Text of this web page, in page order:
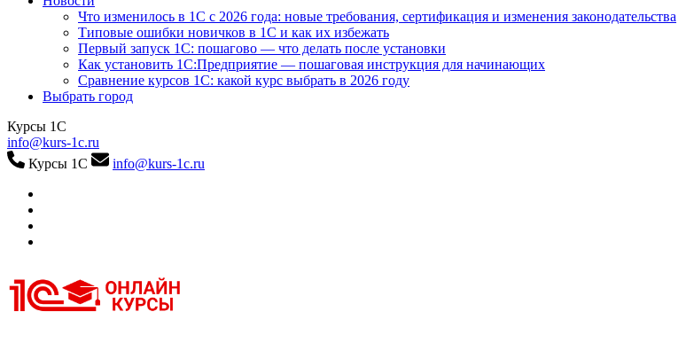
Что изменилось в 1С с 2026 года: новые требования, сертификация и изменения законодательства
Типовые ошибки новичков в 1С и как их избежать
Первый запуск 1С: пошагово — что делать после установки
Как установить 1С:Предприятие — пошаговая инструкция для начинающих
Сравнение курсов 1С: какой курс выбрать в 2026 году
Выбрать город
Курсы 1С
info@kurs-1c.ru
Курсы 1С
info@kurs-1c.ru